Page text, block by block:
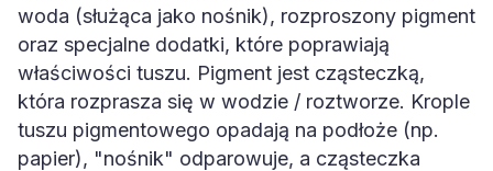
woda (służąca jako nośnik), rozproszony pigment
oraz specjalne dodatki, które poprawiają
właściwości tuszu. Pigment jest cząsteczką,
która rozprasza się w wodzie / roztworze. Krople
tuszu pigmentowego opadają na podłoże (np.
papier), "nośnik" odparowuje, a cząsteczka